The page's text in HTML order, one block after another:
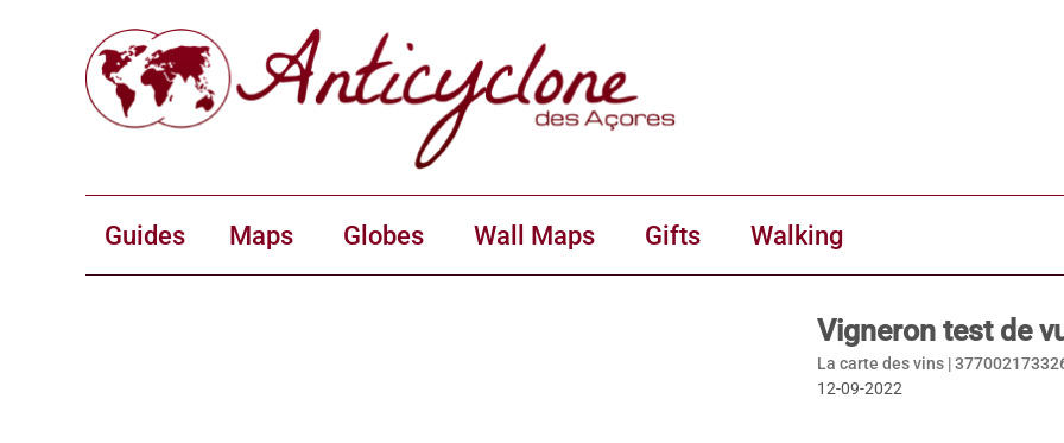
Guides Maps Globes Wall Maps Gifts Walking
Vigneron test de
La carte des vins |
12-09-2022